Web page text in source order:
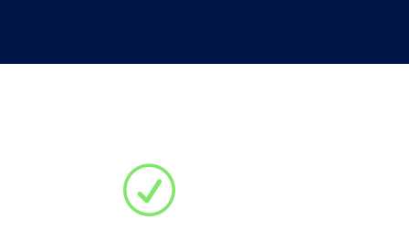
R